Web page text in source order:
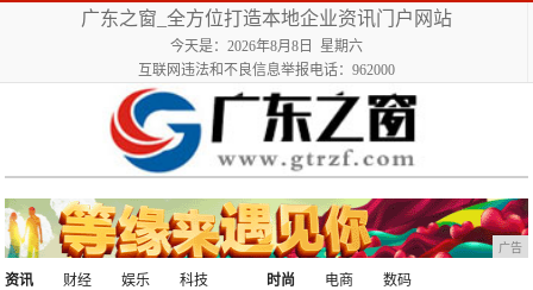
广东之窗_全方位打造本地企业资讯门户网站
今天是：2026年8月8日 星期六
互联网违法和不良信息举报电话：962000
广告
资讯 财经 娱乐
科技
时尚 电商
数码